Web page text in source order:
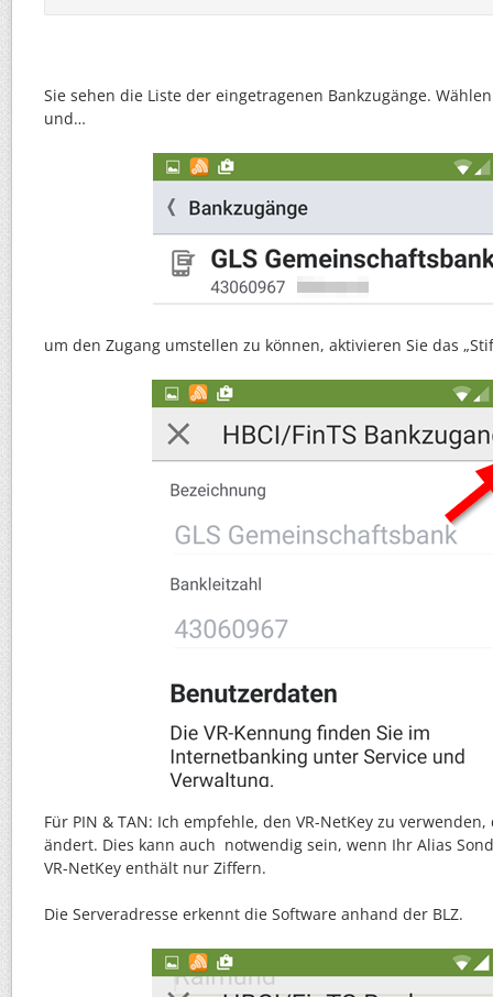
Sie sehen die Liste der eingetragenen Bankzugänge.
und…
um den Zugang umstellen zu können, aktivieren Sie das
Für PIN & TAN: Ich empfehle, den VR-NetKey zu
ändert. Dies kann auch notwendig sein, wenn Ihr Alias
VR-NetKey enthält nur Ziffern.
Die Serveradresse erkennt die Software anhand der BLZ.